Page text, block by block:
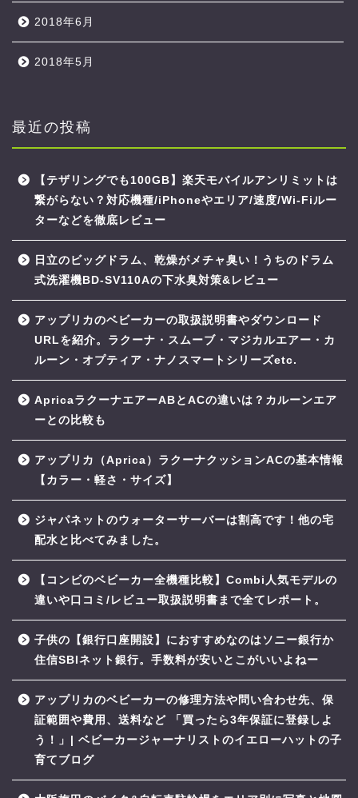
2018年6月
2018年5月
最近の投稿
【テザリングでも100GB】楽天モバイルアンリミットは
繋がらない？対応機種/iPhoneやエリア/速度/Wi-Fiルー
ターなどを徹底レビュー
日立のビッグドラム、乾燥がメチャ臭い！うちのドラム
式洗濯機BD-SV110Aの下水臭対策&レビュー
アップリカのベビーカーの取扱説明書やダウンロード
URLを紹介。ラクーナ・スムーブ・マジカルエアー・カ
ルーン・オプティア・ナノスマートシリーズetc.
ApricaラクーナエアーABとACの違いは？カルーンエア
ーとの比較も
アップリカ（Aprica）ラクーナクッションACの基本情報
【カラー・軽さ・サイズ】
ジャパネットのウォーターサーバーは割高です！他の宅
配水と比べてみました。
【コンビのベビーカー全機種比較】Combi人気モデルの
違いや口コミ/レビュー取扱説明書まで全てレポート。
子供の【銀行口座開設】におすすめなのはソニー銀行か
住信SBIネット銀行。手数料が安いとこがいいよねー
アップリカのベビーカーの修理方法や問い合わせ先、保
証範囲や費用、送料など 「買ったら3年保証に登録しよ
う！」| ベビーカージャーナリストのイエローハットの子
育てブログ